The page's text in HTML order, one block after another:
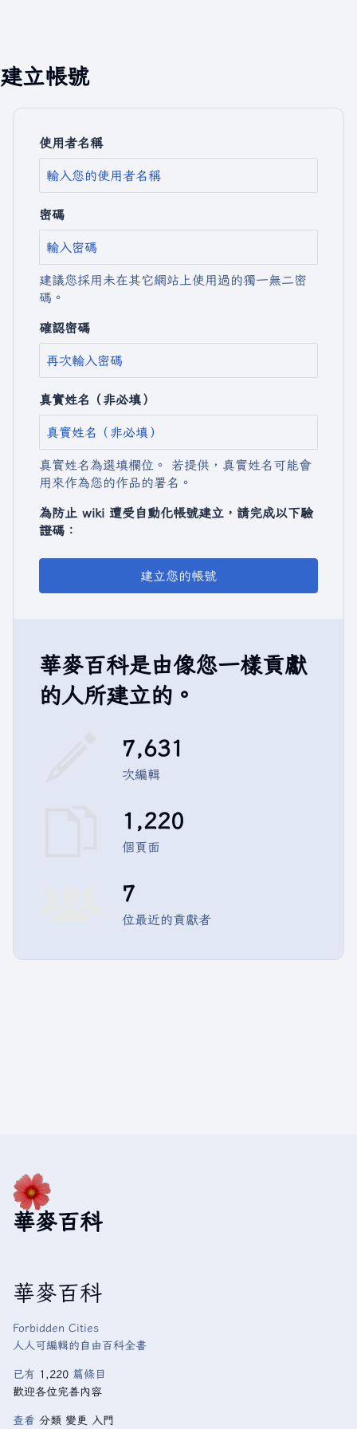
建立帳號
使用者名稱
密碼
建議您採用未在其它網站上使用過的獨一無二密
碼。
確認密碼
真實姓名（非必填）
真實姓名為選填欄位。 若提供，真實姓名可能會
用來作為您的作品的署名。
為防止 wiki 遭受自動化帳號建立，請完成以下驗
證碼：
建立您的帳號
華麥百科是由像您一樣貢獻
的人所建立的。
7,631
次編輯
1,220
個頁面
7
位最近的貢獻者
華麥百科
華麥百科
Forbidden Cities
人人可編輯的自由百科全書
已有 1,220 篇條目
歡迎各位完善內容
查看 分類 變更 入門